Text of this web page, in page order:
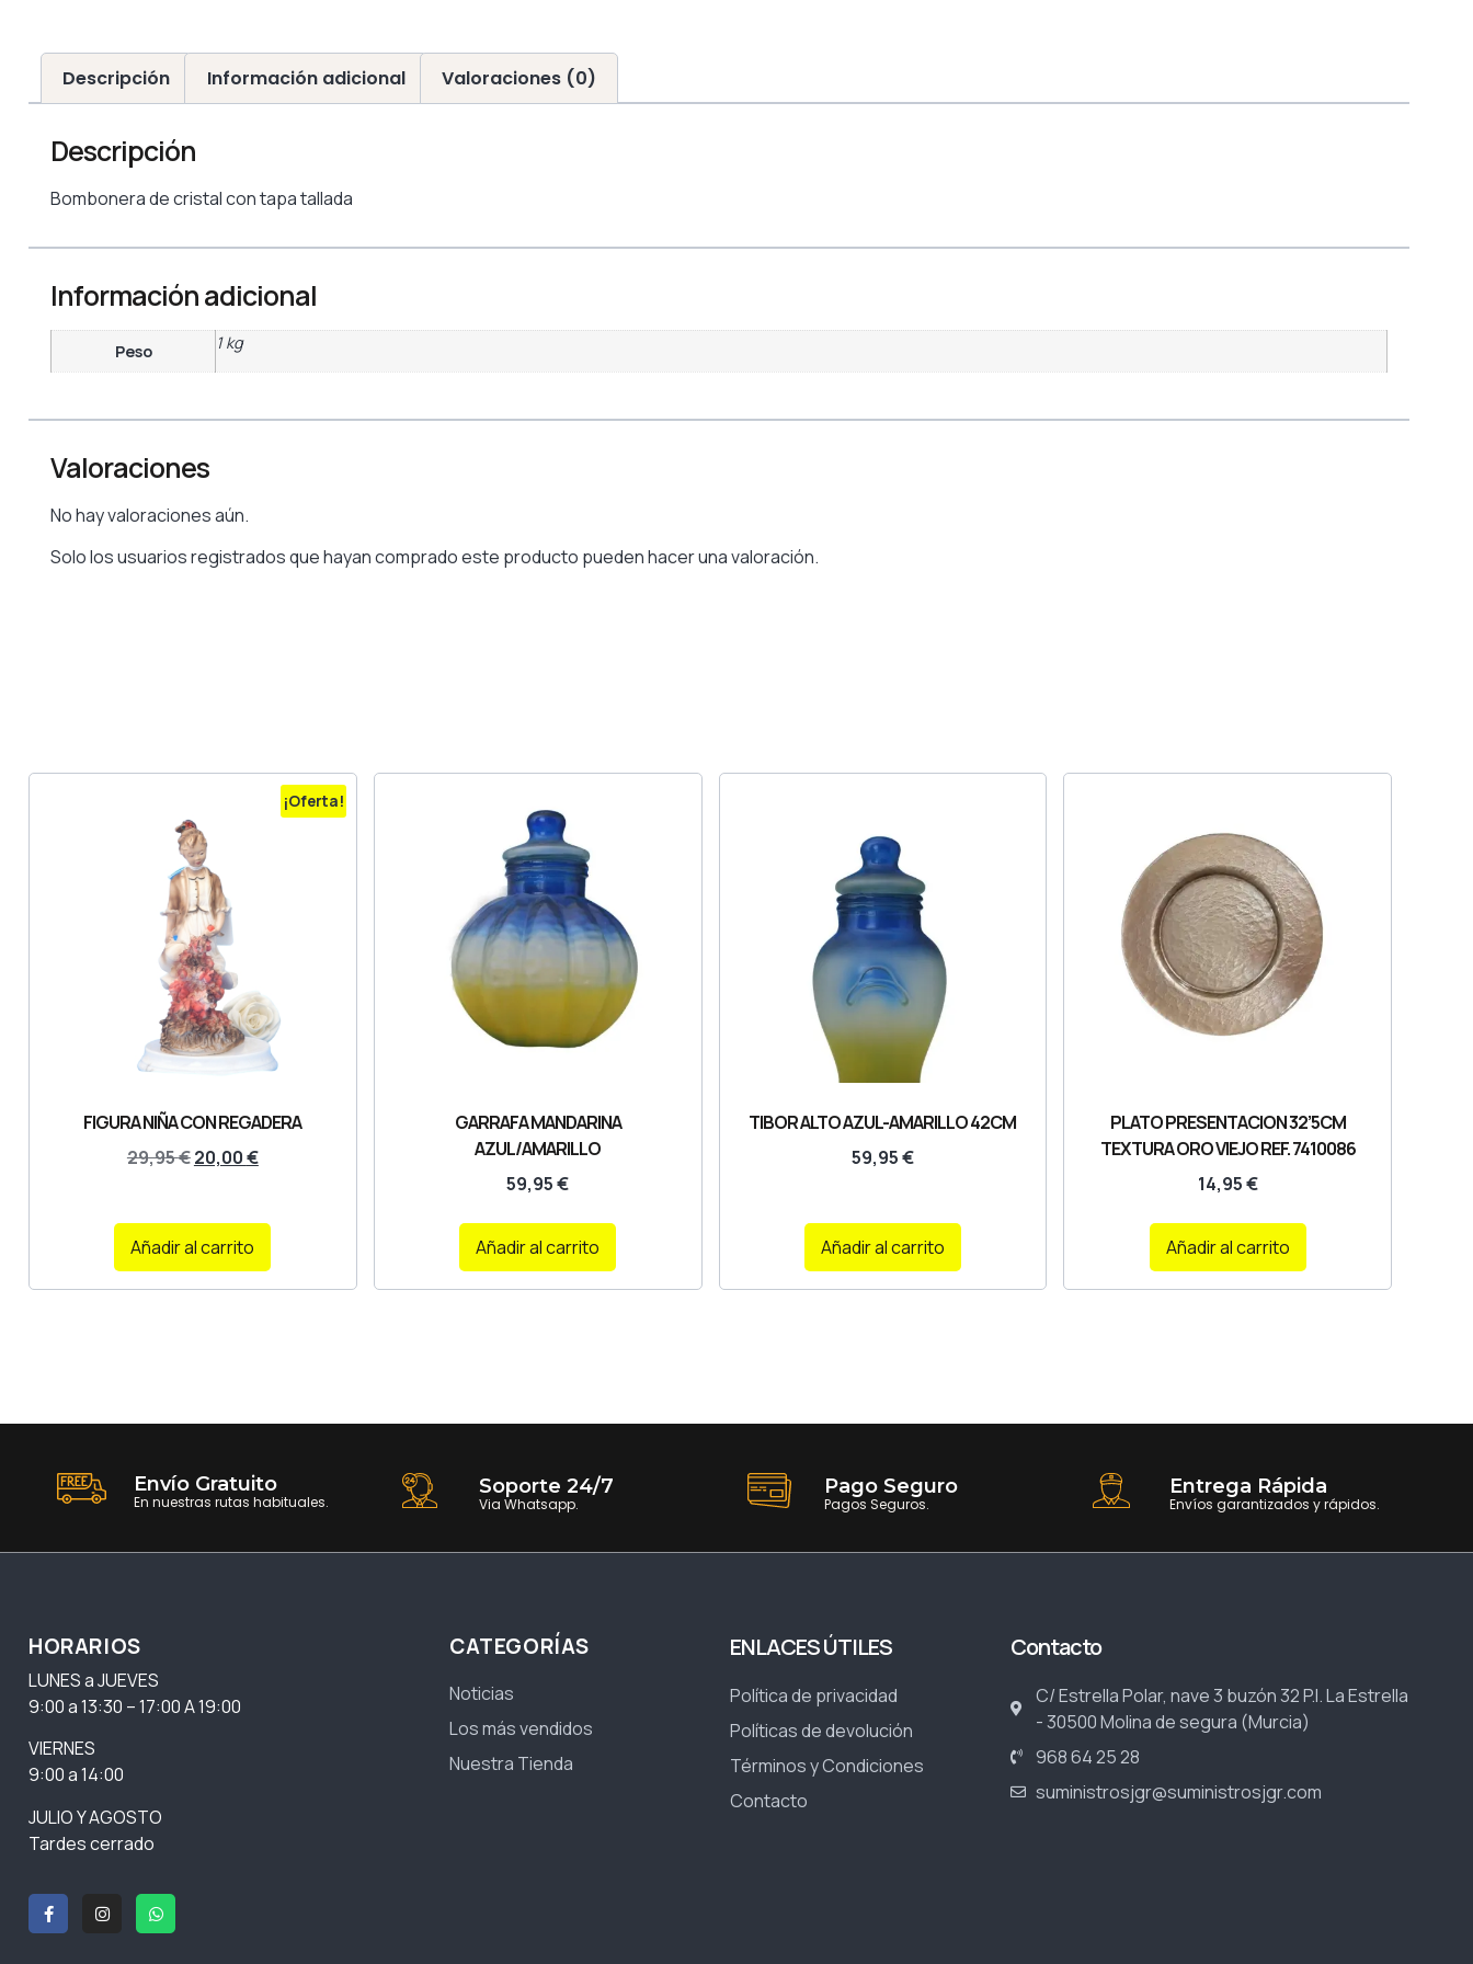
Descripción Información adicional Valoraciones (0)
Descripción
Bombonera de cristal con tapa tallada
Información adicional
Peso 1 kg
Valoraciones
No hay valoraciones aún.
Solo los usuarios registrados que hayan comprado este producto pueden hacer una valoración.
¡Oferta!
FIGURA NIÑA CON REGADERA
29,95€20,00€
Añadir al carrito
GARRAFA MANDARINA
AZUL/AMARILLO
59,95€
Añadir al carrito
TIBOR ALTO AZUL-AMARILLO 42CM
59,95€
Añadir al carrito
PLATO PRESENTACION 32’5CM
TEXTURA ORO VIEJO REF. 7410086
14,95€
Añadir al carrito
Envío Gratuito
En nuestras rutas habituales.
Soporte 24/7
Via Whatsapp.
Pago Seguro
Pagos Seguros.
Entrega Rápida
Envíos garantizados y rápidos.
HORARIOS
LUNES a JUEVES
9:00 a 13:30 – 17:00 A 19:00
VIERNES
9:00 a 14:00
JULIO Y AGOSTO
Tardes cerrado
CATEGORÍAS
Noticias
Los más vendidos
Nuestra Tienda
ENLACES ÚTILES
Política de privacidad
Políticas de devolución
Términos y Condiciones
Contacto
Contacto
C/ Estrella Polar, nave 3 buzón 32 P.I. La Estrella
- 30500 Molina de segura (Murcia)
968 64 25 28
suministrosjgr@suministrosjgr.com